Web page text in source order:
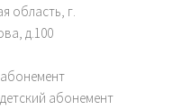
область, г.
д.100
абонемент
абонемент